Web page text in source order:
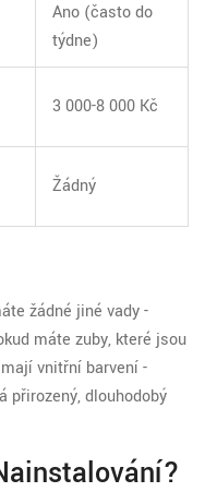
Ano (často do
týdne)
3 000-8 000 Kč
Žádný
žádné jiné vady -
máte zuby, které jsou
vnitřní barvení -
přirozený, dlouhodobý